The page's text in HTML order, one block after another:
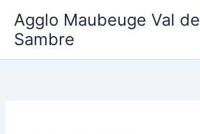
contenu
Agglo Maubeuge Val de
Sambre